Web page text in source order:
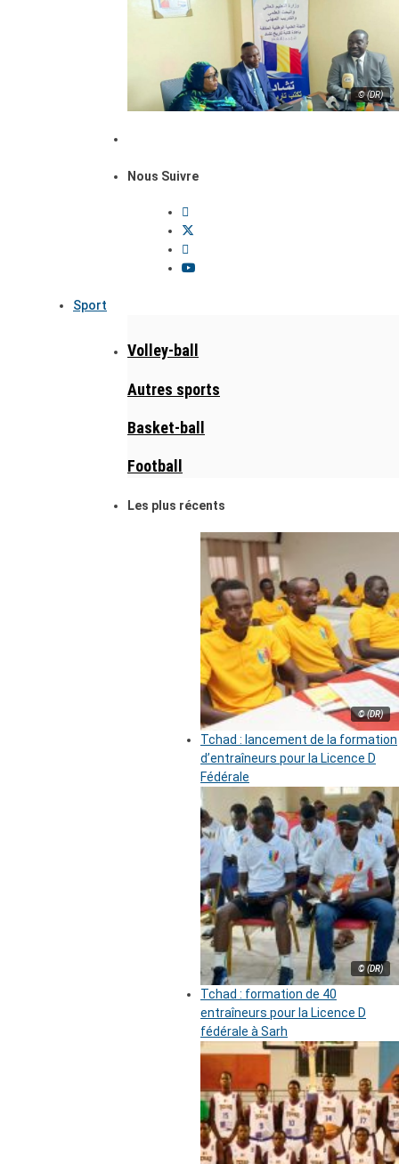
© (DR)
Nous Suivre
Sport
Volley-ball
Autres sports
Basket-ball
Football
Les plus récents
© (DR)
Tchad : lancement de la formation
d’entraîneurs pour la Licence D
Fédérale
© (DR)
Tchad : formation de 40
entraîneurs pour la Licence D
fédérale à Sarh